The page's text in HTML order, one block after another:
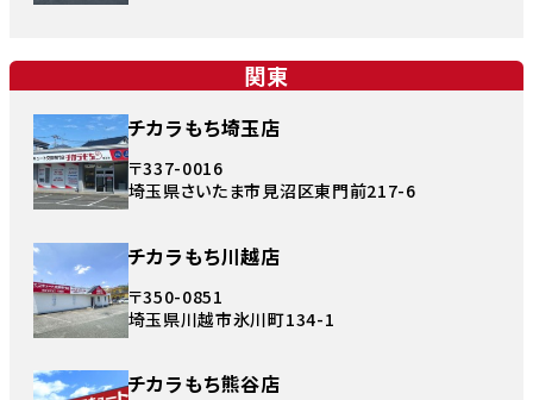
関東
チカラもち埼玉店
〒337-0016
埼玉県さいたま市見沼区東門前217-6
チカラもち川越店
〒350-0851
埼玉県川越市氷川町134-1
チカラもち熊谷店